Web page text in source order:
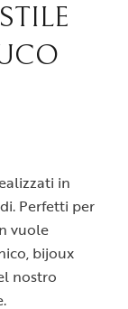
in
Perfetti per
vuole
bijoux
nostro